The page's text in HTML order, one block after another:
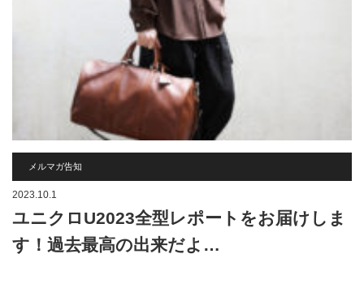
メルマガ告知
2023.10.1
ユニクロU2023全型レポートをお届けしま
す！過去最高の出来だよ…